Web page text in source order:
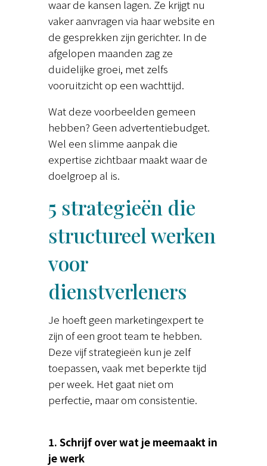
waar de kansen lagen. Ze krijgt nu
vaker aanvragen via haar website en
de gesprekken zijn gerichter. In de
afgelopen maanden zag ze
duidelijke groei, met zelfs
vooruitzicht op een wachttijd.
Wat deze voorbeelden gemeen
hebben? Geen advertentiebudget.
Wel een slimme aanpak die
expertise zichtbaar maakt waar de
doelgroep al is.
5 strategieën die
structureel werken
voor
dienstverleners
Je hoeft geen marketingexpert te
zijn of een groot team te hebben.
Deze vijf strategieën kun je zelf
toepassen, vaak met beperkte tijd
per week. Het gaat niet om
perfectie, maar om consistentie.
1. Schrijf over wat je meemaakt in
je werk